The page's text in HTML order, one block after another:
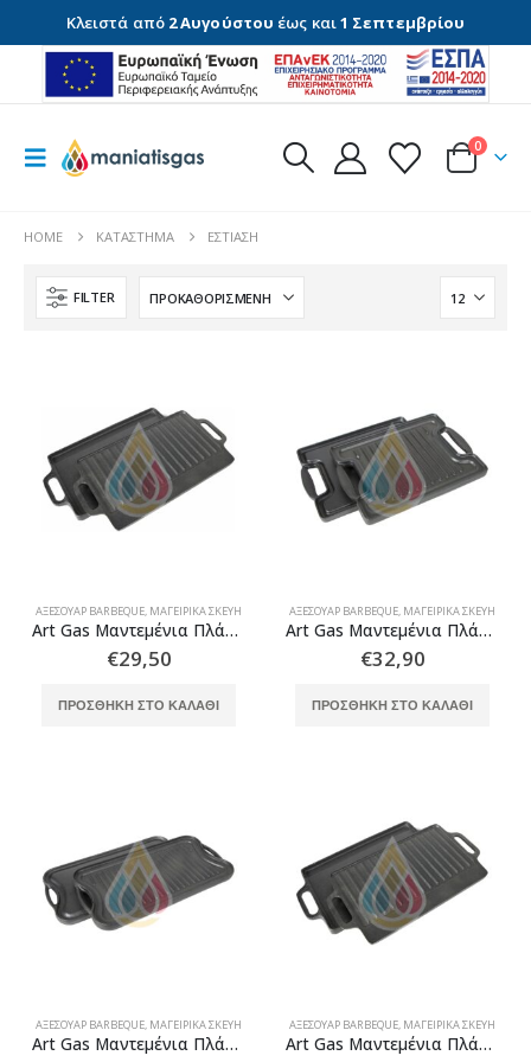
Κλειστά από 2 Αυγούστου έως και1 Σεπτεμβρίου
0
HOME ΚΑΤΆΣΤΗΜΑ ΕΣΤΊΑΣΗ
FILTER
ΑΞΕΣΟΥΆΡ BARBEQUE, ΜΑΓΕΙΡΙΚΆ ΣΚΕΎΗ
Art Gas Μαντεμένια Πλάκα Ψησίματος Νο 1
€29,50
ΠΡΟΣΘΉΚΗ ΣΤΟ ΚΑΛΆΘΙ
ΑΞΕΣΟΥΆΡ BARBEQUE, ΜΑΓΕΙΡΙΚΆ ΣΚΕΎΗ
Art Gas Μαντεμένια Πλάκα Ψησίματος Νο 2
€32,90
ΠΡΟΣΘΉΚΗ ΣΤΟ ΚΑΛΆΘΙ
ΑΞΕΣΟΥΆΡ BARBEQUE, ΜΑΓΕΙΡΙΚΆ ΣΚΕΎΗ
Art Gas Μαντεμένια Πλάκα Ψησίματος Νο 4
ΑΞΕΣΟΥΆΡ BARBEQUE, ΜΑΓΕΙΡΙΚΆ ΣΚΕΎΗ
Art Gas Μαντεμένια Πλάκα Ψησίματος Νο 6